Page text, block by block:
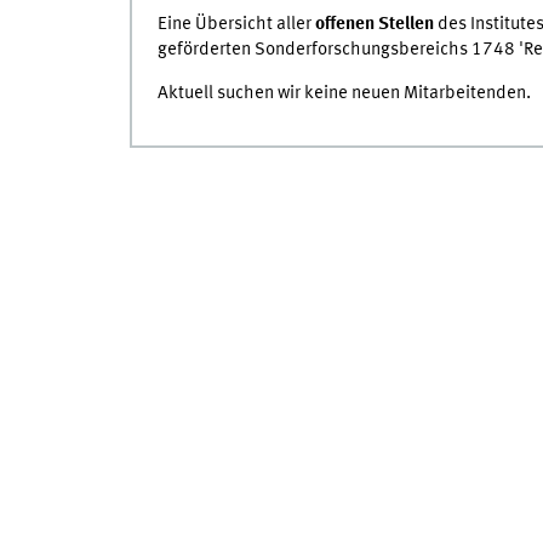
Eine Übersicht alleroffenen Stellendes
geförderten Sonderforschungsbereichs 1748
Aktuell suchen wir keine neuen Mitarbeitenden.